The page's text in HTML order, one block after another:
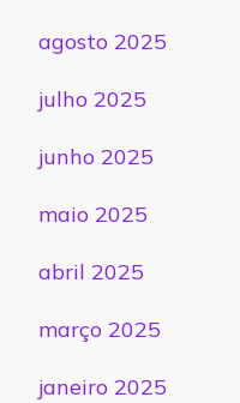
agosto 2025
julho 2025
junho 2025
maio 2025
abril 2025
março 2025
janeiro 2025